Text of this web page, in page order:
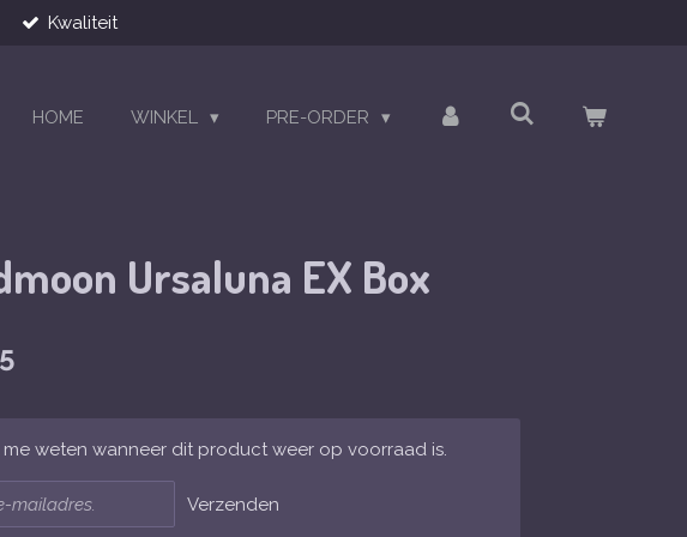
Kwaliteit
HOME WINKEL PRE-ORDER
Ursaluna EX Box
me weten wanneer dit product weer op voorraad is.
Verzenden